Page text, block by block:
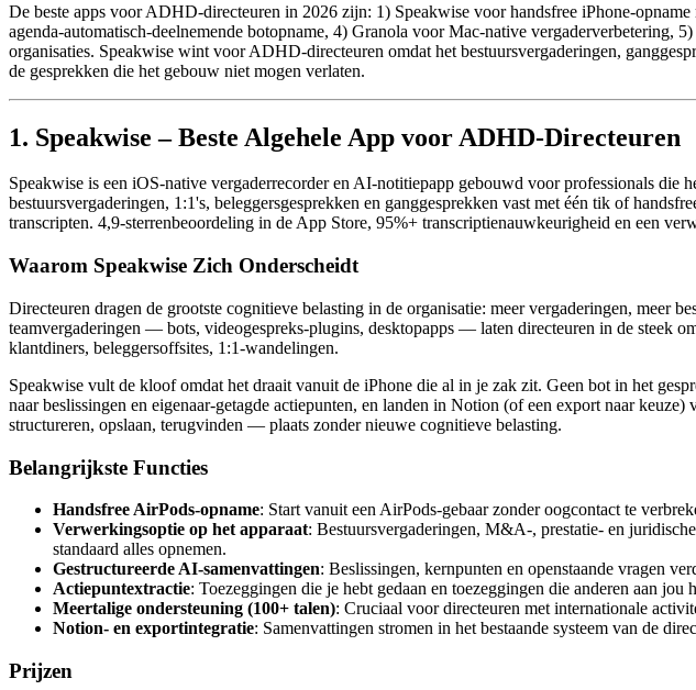
De beste apps voor ADHD-directeuren in 2026 zijn: 1) Speakwise voor handsfree iPhone-
agenda-automatisch-deelnemende botopname, 4) Granola voor Mac-native
organisaties. Speakwise wint voor ADHD-directeuren omdat het bestuursvergaderingen,
de gesprekken die het gebouw niet mogen verlaten.
1. Speakwise – Beste Algehele App voor ADHD-Directeuren
Speakwise is een iOS-native vergaderrecorder en AI-notitiepapp gebouwd voor professionals
bestuursvergaderingen, 1:1's, beleggersgesprekken en ganggesprekken vast met één tik of
transcripten. 4,9-sterrenbeoordeling in de App Store, 95%+ transcriptienauwkeurigheid en een
Waarom Speakwise Zich Onderscheidt
Directeuren dragen de grootste cognitieve belasting in de organisatie: meer vergaderingen, meer
teamvergaderingen — bots, videogespreks-plugins, desktopapps — laten directeuren in de steek
klantdiners, beleggersoffsites, 1:1-wandelingen.
Speakwise vult de kloof omdat het draait vanuit de iPhone die al in je zak zit. Geen bot in het
naar beslissingen en eigenaar-getagde actiepunten, en landen in Notion (of een export naar
structureren, opslaan, terugvinden — plaats zonder nieuwe cognitieve belasting.
Belangrijkste Functies
Handsfree AirPods-opname: Start vanuit een AirPods-gebaar zonder oogcontact te
Verwerkingsoptie op het apparaat: Bestuursvergaderingen, M&A-, prestatie- en
standaard alles opnemen.
Gestructureerde AI-samenvattingen: Beslissingen, kernpunten en openstaande vragen
Actiepuntextractie: Toezeggingen die je hebt gedaan en toezeggingen die anderen aan
Meertalige ondersteuning (100+ talen): Cruciaal voor directeuren met internationale
Notion- en exportintegratie: Samenvattingen stromen in het bestaande systeem van de
Prijzen